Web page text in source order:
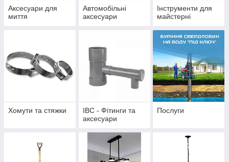
Аксесуари для
миття
Автомобільні
аксесуари
Інструменти для
майстерні
Хомути та стяжки
IBC - Фітинги та
аксесуари
Послуги